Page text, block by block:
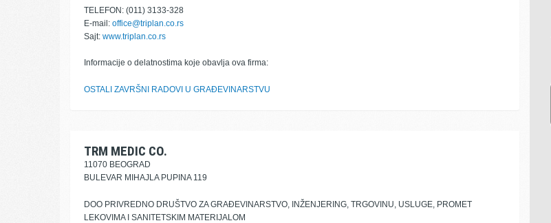
TELEFON: (011) 3133-328
E-mail: office@triplan.co.rs
Sajt: www.triplan.co.rs
Informacije o delatnostima koje obavlja ova firma:
OSTALI ZAVRŠNI RADOVI U GRAĐEVINARSTVU
TRM MEDIC CO.
11070 BEOGRAD
BULEVAR MIHAJLA PUPINA 119
DOO PRIVREDNO DRUŠTVO ZA GRAĐEVINARSTVO, INŽENJERING, TRGOVINU, USLUGE, PROMET
LEKOVIMA I SANITETSKIM MATERIJALOM